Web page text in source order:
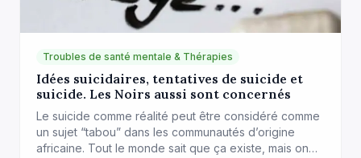
Troubles de santé mentale & Thérapies
Idées suicidaires, tentatives de suicide et
suicide. Les Noirs aussi sont concernés
Le suicide comme réalité peut être considéré comme
un sujet “tabou” dans les communautés d’origine
africaine. Tout le monde sait que ça existe, mais on